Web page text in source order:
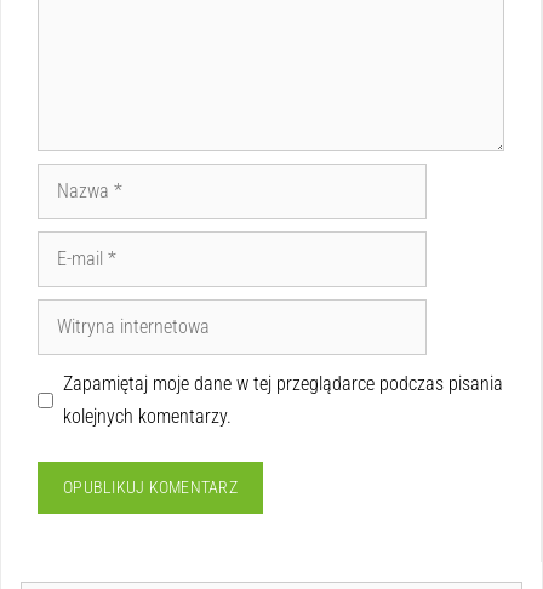
Zapamiętaj moje dane w tej przeglądarce podczas pisania
kolejnych komentarzy.